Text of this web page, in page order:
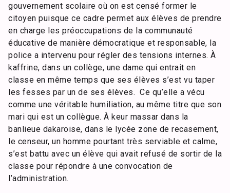
gouvernement scolaire où on est censé former le
citoyen puisque ce cadre permet aux élèves de prendre
en charge les préoccupations de la communauté
éducative de manière démocratique et responsable, la
police a intervenu pour régler des tensions internes. À
kaffrine, dans un collège, une dame qui entrait en
classe en même temps que ses élèves s’est vu taper
les fesses par un de ses élèves. Ce qu’elle a vécu
comme une véritable humiliation, au même titre que son
mari qui est un collègue. À keur massar dans la
banlieue dakaroise, dans le lycée zone de recasement,
le censeur, un homme pourtant très serviable et calme,
s’est battu avec un élève qui avait refusé de sortir de la
classe pour répondre à une convocation de
l’administration.